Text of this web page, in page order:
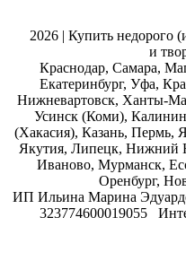
2026 | Купить недорого
и
Краснодар, Самара,
Екатеринбург, Уфа,
Нижневартовск, Ханты-
Усинск (Коми),
(Хакасия), Казань, Пермь,
Якутия, Липецк, Нижний
Иваново, Мурманск,
Оренбург,
ИП Ильина Марина
323774600019055